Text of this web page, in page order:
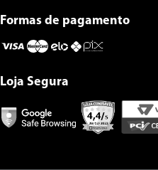
Formas de pagamento
Loja Segura